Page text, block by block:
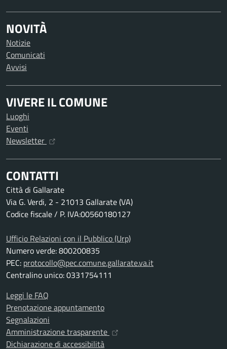
NOVITÀ
Notizie
Comunicati
Avvisi
VIVERE IL COMUNE
Luoghi
Eventi
Newsletter
CONTATTI
Città di Gallarate
Via G. Verdi, 2 - 21013 Gallarate (VA)
Codice fiscale / P. IVA:00560180127
Ufficio Relazioni con il Pubblico (Urp)
Numero verde: 800200835
PEC: protocollo@pec.comune.gallarate.va.it
Centralino unico: 0331754111
Leggi le FAQ
Prenotazione appuntamento
Segnalazioni
Amministrazione trasparente
Dichiarazione di accessibilità